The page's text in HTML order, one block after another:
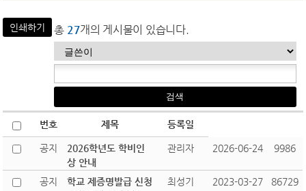
인쇄하기 총 27개의 게시물이 있습니다.
번호 제목 등록일
공지
2026학년도 학비인
상 안내
관리자 2026-06-24 9986
공지
학교 제증명발급 신청
최성기 2023-03-27 86729